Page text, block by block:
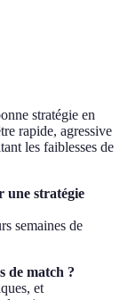
stratégie en
rapide, agressive
les faiblesses de
une stratégie
semaines de
de match ?
et